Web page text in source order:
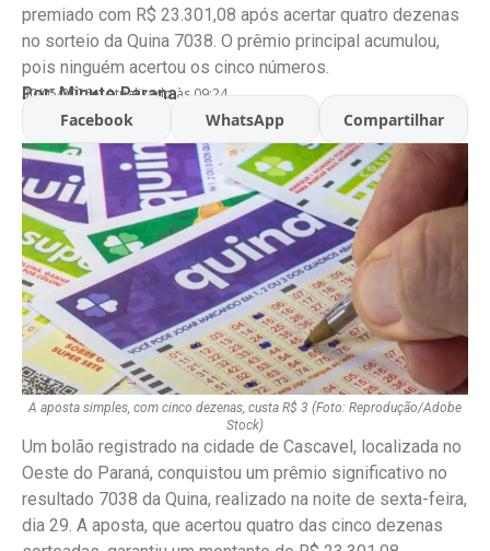
premiado com R$ 23.301,08 após acertar quatro dezenas
no sorteio da Quina 7038. O prêmio principal acumulou,
pois ninguém acertou os cinco números.
Por:Minuto Parana
30/05/2026 Atualizado às 09:24
Facebook WhatsApp Compartilhar
A aposta simples, com cinco dezenas, custa R$ 3 (Foto: Reprodução/Adobe
Stock)
Um bolão registrado na cidade de Cascavel, localizada no
Oeste do Paraná, conquistou um prêmio significativo no
resultado 7038 da Quina, realizado na noite de sexta-feira,
dia 29. A aposta, que acertou quatro das cinco dezenas